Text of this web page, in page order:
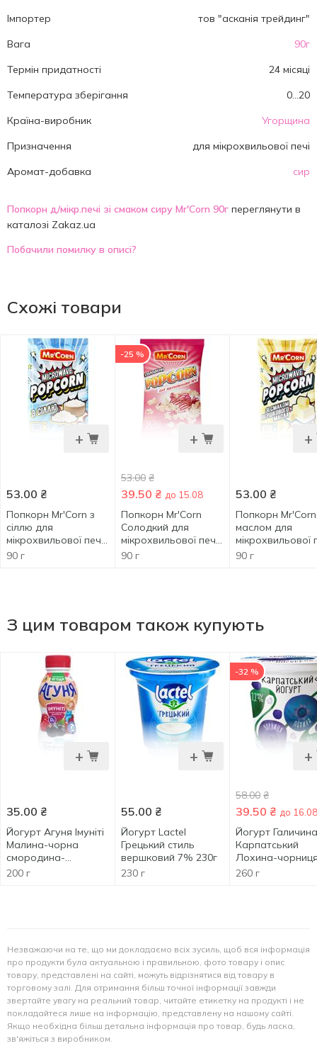
Імпортер
тов "асканія трейдинг"
Вага
90г
Термін придатності
24 місяці
Температура зберігання
0...20
Країна-виробник
Угорщина
Призначення
для мікрохвильової печі
Аромат-добавка
сир
Попкорн д/мікр.печі зі смаком сиру Mr'Corn 90г переглянути в
каталозі Zakaz.ua
Побачили помилку в описі?
Схожі товари
+
53.00 ₴
Попкорн Mr'Corn з
сіллю для
мікрохвильової печі
90г
90 г
+
-25 %
53.00 ₴
39.50 ₴ до 15.08
Попкорн Mr'Corn
Солодкий для
мікрохвильової печі
90г
90 г
+
53.00 ₴
Попкорн
маслом для
мікрохвильової
90г
90 г
З цим товаром також купують
+
35.00 ₴
Йогурт Агуня Імуніті
Малина-чорна
смородина-
шипшина 2,7% 185г
200 г
+
55.00 ₴
Йогурт Lactel
Грецький стиль
вершковий 7% 230г
230 г
+
-32 %
58.00 ₴
39.50 ₴ до 16.08
Йогурт Галичина
Карпатський
Лохина-
2,2% 260г
260 г
Незважаючи на те, що ми докладаємо всіх зусиль, щоб вся інформація
про продукти була актуальною і правильною, фото товару і опис
товару, представлені на сайті, можуть відрізнятися від товару в
торговому залі. Для отримання більш точної інформації завжди
звертайте увагу на реальний товар, читайте етикетку на продукті і не
покладайтеся лише на інформацію, представлену на нашому сайті.
Якщо необхідна більш детальна інформація про товар, будь ласка,
зв'яжіться з виробником.